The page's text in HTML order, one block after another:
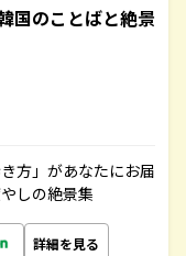
国のことばと絶景
方」があなたにお届
しの絶景集
詳細を見る